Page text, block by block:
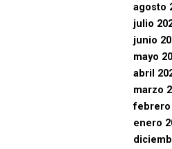
agosto
julio
junio
mayo
abril
marzo
febrero
enero